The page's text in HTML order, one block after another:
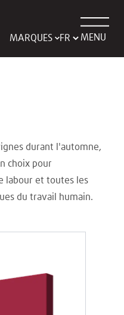
MARQUES MENU
durant l'automne,
choix pour
labour et toutes les
du travail humain.